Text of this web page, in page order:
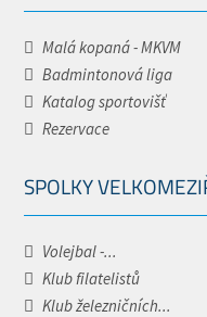
Malá kopaná - MKVM
Badmintonová liga
Katalog sportovišť
Rezervace
SPOLKY
Volejbal -...
Klub filatelistů
Klub železničních...